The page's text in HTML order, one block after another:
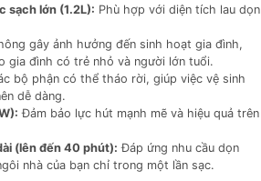
sạch lớn (1.2L): Phù hợp với diện tích lau dọn
gây ảnh hưởng đến sinh hoạt gia đình,
gia đình có trẻ nhỏ và người lớn tuổi.
bộ phận có thể tháo rời, giúp việc vệ sinh
dễ dàng.
Đảm bảo lực hút mạnh mẽ và hiệu quả trên
(lên đến 40 phút): Đáp ứng nhu cầu dọn
nhà của bạn chỉ trong một lần sạc.